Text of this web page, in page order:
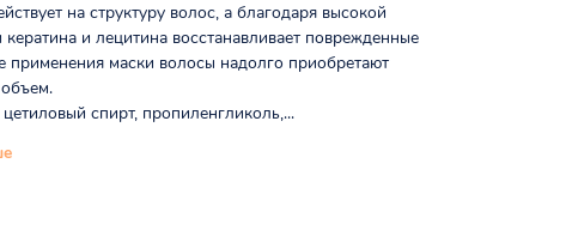
на структуру волос, а благодаря высокой
кератина и лецитина восстанавливает поврежденные
применения маски волосы надолго приобретают
спирт, пропиленгликоль,...